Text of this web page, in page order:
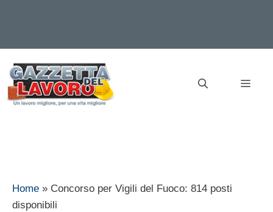
contenuto
Home » Concorso per Vigili del Fuoco: 814 posti
disponibili